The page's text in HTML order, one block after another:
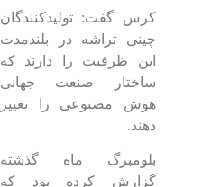
کرس گفت: تولیدکنندگان
چینی تراشه در بلندمدت
این ظرفیت را دارند که
ساختار صنعت جهانی
هوش مصنوعی را تغییر
دهند.
بلومبرگ ماه گذشته
گزارش کرده بود که